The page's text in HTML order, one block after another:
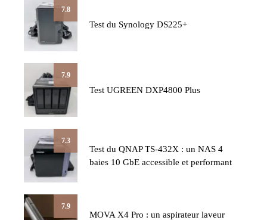
7.8
Test du Synology DS225+
7.9
Test UGREEN DXP4800 Plus
7.3
Test du QNAP TS-432X : un NAS 4
baies 10 GbE accessible et performant
7.9
MOVA X4 Pro : un aspirateur laveur